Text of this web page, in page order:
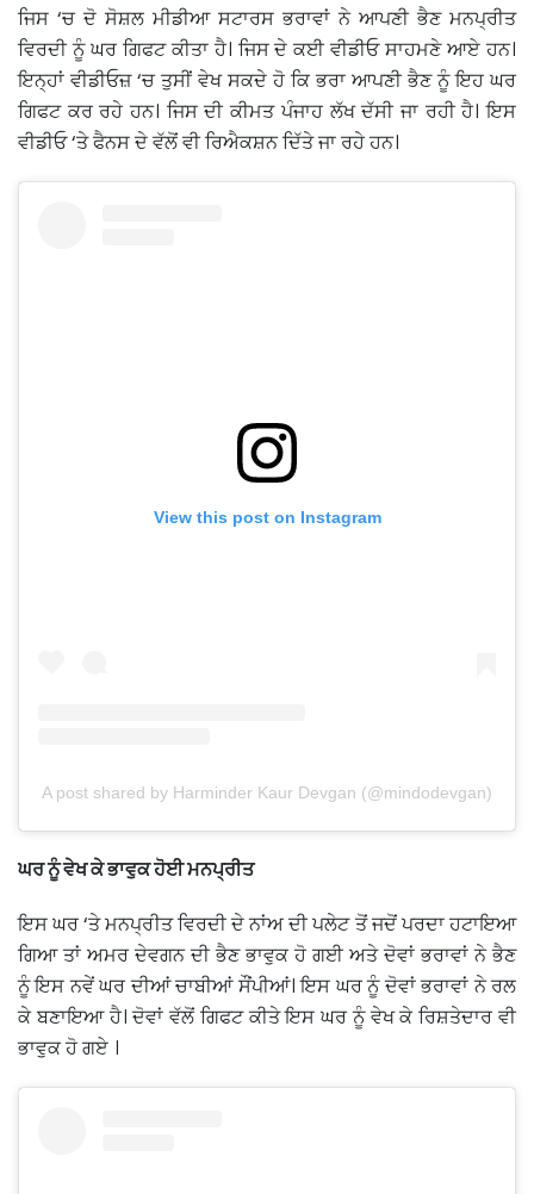
ਜਿਸ ‘ਚ ਦੋ ਸੋਸ਼ਲ ਮੀਡੀਆ ਸਟਾਰਸ ਭਰਾਵਾਂ ਨੇ ਆਪਣੀ ਭੈਣ ਮਨਪ੍ਰੀਤ
ਵਿਰਦੀ ਨੂੰ ਘਰ ਗਿਫਟ ਕੀਤਾ ਹੈ। ਜਿਸ ਦੇ ਕਈ ਵੀਡੀਓ ਸਾਹਮਣੇ ਆਏ ਹਨ।
ਇਨ੍ਹਾਂ ਵੀਡੀਓਜ਼ ‘ਚ ਤੁਸੀਂ ਵੇਖ ਸਕਦੇ ਹੋ ਕਿ ਭਰਾ ਆਪਣੀ ਭੈਣ ਨੂੰ ਇਹ ਘਰ
ਗਿਫਟ ਕਰ ਰਹੇ ਹਨ। ਜਿਸ ਦੀ ਕੀਮਤ ਪੰਜਾਹ ਲੱਖ ਦੱਸੀ ਜਾ ਰਹੀ ਹੈ। ਇਸ
ਵੀਡੀਓ ‘ਤੇ ਫੈਨਸ ਦੇ ਵੱਲੋਂ ਵੀ ਰਿਐਕਸ਼ਨ ਦਿੱਤੇ ਜਾ ਰਹੇ ਹਨ।
View this post on Instagram
A post shared by Harminder Kaur Devgan (@mindodevgan)
ਘਰ ਨੂੰ ਵੇਖ ਕੇ ਭਾਵੁਕ ਹੋਈ ਮਨਪ੍ਰੀਤ
ਇਸ ਘਰ ‘ਤੇ ਮਨਪ੍ਰੀਤ ਵਿਰਦੀ ਦੇ ਨਾਂਅ ਦੀ ਪਲੇਟ ਤੋਂ ਜਦੋਂ ਪਰਦਾ ਹਟਾਇਆ
ਗਿਆ ਤਾਂ ਅਮਰ ਦੇਵਗਨ ਦੀ ਭੈਣ ਭਾਵੁਕ ਹੋ ਗਈ ਅਤੇ ਦੋਵਾਂ ਭਰਾਵਾਂ ਨੇ ਭੈਣ
ਨੂੰ ਇਸ ਨਵੇਂ ਘਰ ਦੀਆਂ ਚਾਬੀਆਂ ਸੌਂਪੀਆਂ। ਇਸ ਘਰ ਨੂੰ ਦੋਵਾਂ ਭਰਾਵਾਂ ਨੇ ਰਲ
ਕੇ ਬਣਾਇਆ ਹੈ। ਦੋਵਾਂ ਵੱਲੋਂ ਗਿਫਟ ਕੀਤੇ ਇਸ ਘਰ ਨੂੰ ਵੇਖ ਕੇ ਰਿਸ਼ਤੇਦਾਰ ਵੀ
ਭਾਵੁਕ ਹੋ ਗਏ ।